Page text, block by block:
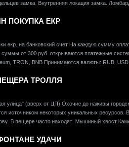
замка. Внутренняя локация замка.
ПОКУПКА ЕКР
екр. на банковский счет На каждую сумму
от 300 руб. открываются платежные
TRON, BNB Принимаются валюты: RUB,
ТРОЛЛЯ
улица" (вверх от ЦП) Охочие до наживы
источником некоторых уникальных
В пещере часто находят: Мышиный хвост
УДАЧИ